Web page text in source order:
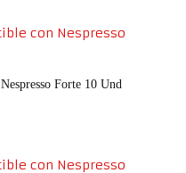
Forte 10 Und